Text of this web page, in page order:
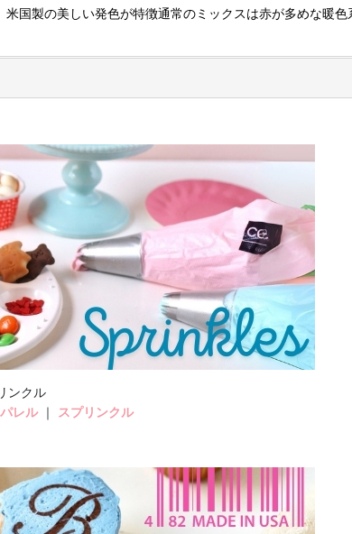
国製の美しい発色が特徴通常のミックスは赤が多めな暖
ンクル
レル｜ スプリンクル